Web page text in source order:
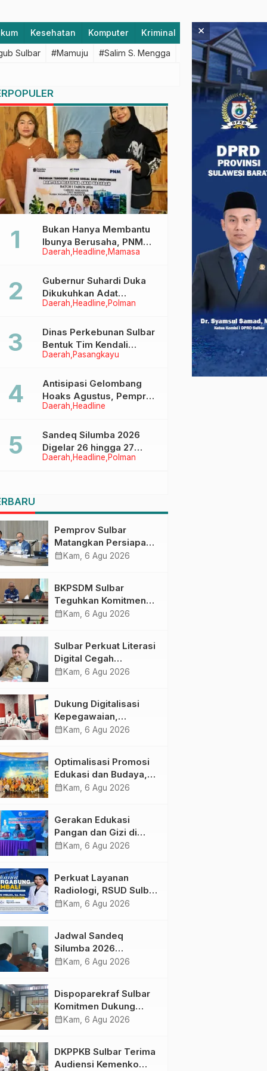
Kesehatan Komputer Kriminal Lifestyle
Sulbar #Mamuju #Salim S. Mengga #featured #Polda
Daerah Headline Mamasa
Bukan Hanya Membantu
Ibunya Berusaha, PNM
Juga Menjaga Mimpi
Menggapai Cita-Cita
Daerah Headline Polman
Gubernur Suhardi Duka
Dikukuhkan Adat
Balanipa, Raih Gelar Sulo
Daerah Pasangkayu
Dinas Perkebunan Sulbar
Bentuk Tim Kendali
Internal ICS untuk Dukung
di Pasangkayu
Daerah Headline
Antisipasi Gelombang
Hoaks Agustus, Pemprov
Sulbar Ajak Warga Jaga
Daerah Headline Polman
Sandeq Silumba 2026
Digelar 26 hingga 27
September, Rangkaian
Pemprov Sulbar
Matangkan Persiapan
HUT Ke-81 RI, Puncak
calendar_month Kam, 6 Agu 2026
BKPSDM Sulbar
Teguhkan Komitmen
Pengembangan
Penandatanganan
Perjanjian Tugas
Belajar 2026
calendar_month Kam, 6 Agu 2026
Sulbar Perkuat Literasi
Digital Cegah
Kejahatan Love
calendar_month Kam, 6 Agu 2026
Dukung Digitalisasi
Kepegawaian,
DPMPTSP Sulbar Siap
calendar_month Kam, 6 Agu 2026
Optimalisasi Promosi
Edukasi dan Budaya,
Anjungan Provinsi
Bersama Sky World
TMII
calendar_month Kam, 6 Agu 2026
Gerakan Edukasi
Pangan dan Gizi di
Mamasa: Tingkatkan
dalam Pemenuhan Gizi
calendar_month Kam, 6 Agu 2026
Perkuat Layanan
Radiologi, RSUD Sulbar
Sambut Kembali dr. Iis
calendar_month Kam, 6 Agu 2026
Jadwal Sandeq
Silumba 2026
Disesuaikan,
Tetap Dimatangkan
calendar_month Kam, 6 Agu 2026
Dispoparekraf Sulbar
Komitmen Dukung
Penyusunan RAD
calendar_month Kam, 6 Agu 2026
DKPPKB Sulbar Terima
Audiensi Kemenko
×